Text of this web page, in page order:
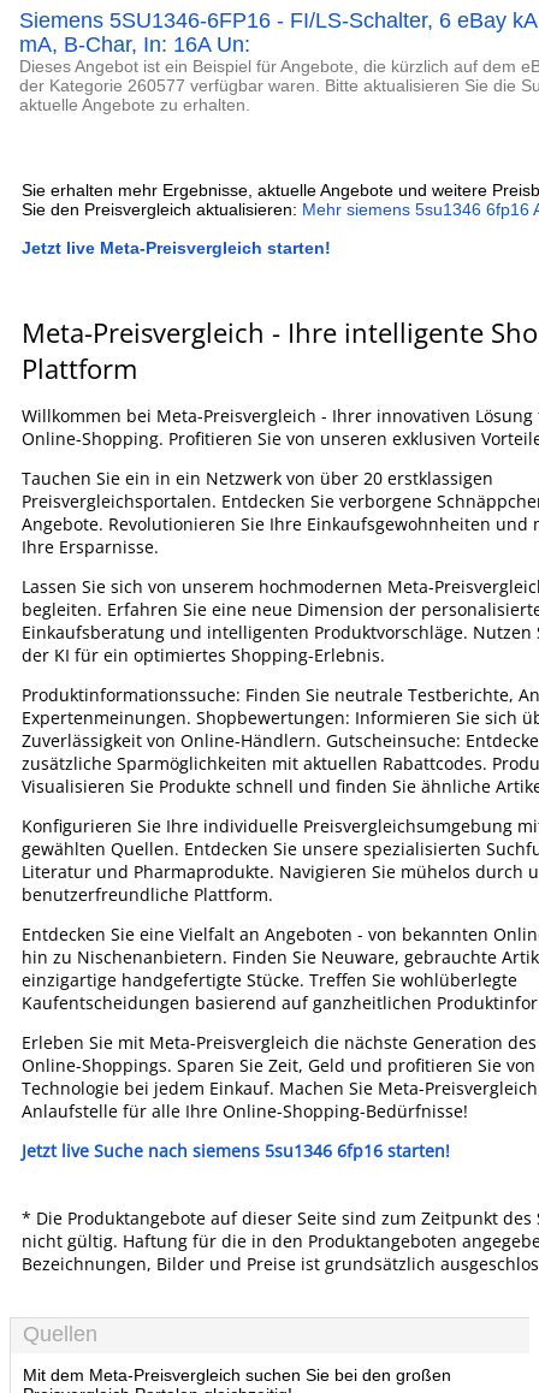
Siemens 5SU1346-6FP16 - FI/LS-Schalter, 6 eBay
mA, B-Char, In: 16A Un:
Dieses Angebot ist ein Beispiel für Angebote, die kürzlich auf dem
der Kategorie 260577 verfügbar waren. Bitte aktualisieren Sie die
aktuelle Angebote zu erhalten.
Sie erhalten mehr Ergebnisse, aktuelle Angebote und weitere
Sie den Preisvergleich aktualisieren: Mehr siemens 5su1346 6fp16
Jetzt live Meta-Preisvergleich starten!
Meta-Preisvergleich - Ihre intelligente
Plattform
Willkommen bei Meta-Preisvergleich - Ihrer innovativen
Online-Shopping. Profitieren Sie von unseren exklusiven
Tauchen Sie ein in ein Netzwerk von über 20 erstklassigen
Preisvergleichsportalen. Entdecken Sie verborgene
Angebote. Revolutionieren Sie Ihre Einkaufsgewohnheiten und
Ihre Ersparnisse.
Lassen Sie sich von unserem hochmodernen Meta-
begleiten. Erfahren Sie eine neue Dimension der
Einkaufsberatung und intelligenten Produktvorschläge. Nutzen
der KI für ein optimiertes Shopping-Erlebnis.
Produktinformationssuche: Finden Sie neutrale Testberichte,
Expertenmeinungen. Shopbewertungen: Informieren Sie sich
Zuverlässigkeit von Online-Händlern. Gutscheinsuche:
zusätzliche Sparmöglichkeiten mit aktuellen Rabattcodes.
Visualisieren Sie Produkte schnell und finden Sie ähnliche
Konfigurieren Sie Ihre individuelle Preisvergleichsumgebung
gewählten Quellen. Entdecken Sie unsere spezialisierten
Literatur und Pharmaprodukte. Navigieren Sie mühelos durch
benutzerfreundliche Plattform.
Entdecken Sie eine Vielfalt an Angeboten - von bekannten
hin zu Nischenanbietern. Finden Sie Neuware, gebrauchte
einzigartige handgefertigte Stücke. Treffen Sie wohlüberlegte
Kaufentscheidungen basierend auf ganzheitlichen
Erleben Sie mit Meta-Preisvergleich die nächste Generation
Online-Shoppings. Sparen Sie Zeit, Geld und profitieren Sie
Technologie bei jedem Einkauf. Machen Sie Meta-
Anlaufstelle für alle Ihre Online-Shopping-Bedürfnisse!
Jetzt live Suche nach siemens 5su1346 6fp16 starten!
* Die Produktangebote auf dieser Seite sind zum Zeitpunkt des
nicht gültig. Haftung für die in den Produktangeboten
Bezeichnungen, Bilder und Preise ist grundsätzlich
Quellen
Mit dem Meta-Preisvergleich suchen Sie bei den großen